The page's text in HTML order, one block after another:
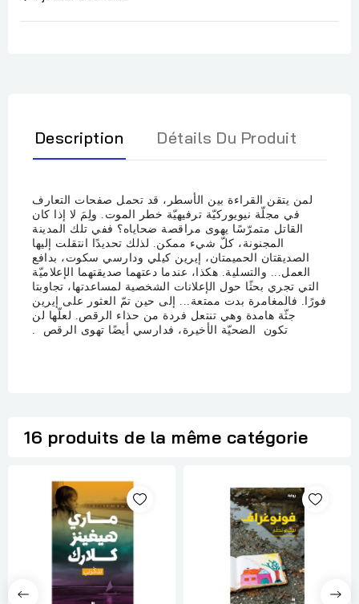
Description Détails Du Produit
لمن يتقن القراءة بين الأسطر، قد تحمل صفحات التعارف
في مجلّة نيويوركيّة ترفيهيّة خطر الموت. ولِمَ لا إذا كان
القاتل متمرّسًا يهوى مراقصة ضحاياه؟ ففي تلك المدينة
المجنونة، كلّ شيء ممكن. لذلك تحديدًا انتقلت إليها
الصديقتان الحميمتان، إيرين كيلي ودارسي سكوت، بدافع
العمل... والتسلية. هكذا، عندما دعتهما صديقتهما الإعلاميّة
التي تجري بحثًا حول الإعلانات الشخصية لمساعدتها، تجاوبتا
فورًا. فالمغامرة بدت ممتعة... إلى حين تمّ العثور على إيرين
جثّة هامدة وهي تنتعل فردة من حذاء الرقص. لعلّها لن
تكون
الضحيّة الأخيرة، فدارسي أيضًا تهوى الرقص .
16 produits de la même catégorie